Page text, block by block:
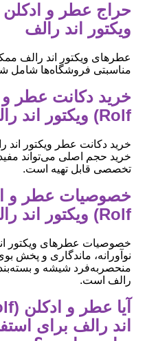
ویکتور اند رالف
عطرهای ویکتور اند رالف
مناسبتی فروشگاه‌ها شامل
Rolf) ویکتور اند رالف
خرید دکانت عطر ویکتور اند
خرید حجم اصلی می‌تواند
تخصصی قابل تهیه است.
Rolf) ویکتور اند رالف
خصوصیات عطرهای ویکتور
نوآورانه، ماندگاری و پخش
منحصربه‌فرد شیشه و
رالف است.
اند رالف برای